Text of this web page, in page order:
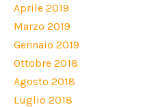
Aprile 2019
Marzo 2019
Gennaio 2019
Ottobre 2018
Agosto 2018
Luglio 2018